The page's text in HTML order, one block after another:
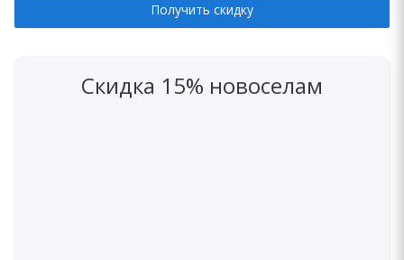
Получить скидку
Скидка 15% новоселам